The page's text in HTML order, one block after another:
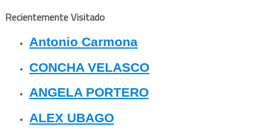
Recientemente Visitado
Antonio Carmona
CONCHA VELASCO
ANGELA PORTERO
ALEX UBAGO